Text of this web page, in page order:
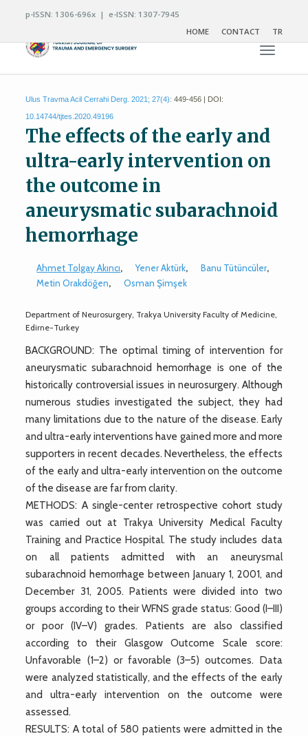
p-ISSN: 1306-696x | e-ISSN: 1307-7945
HOME
CONTACT TR
Toggle
Ulus Travma Acil Cerrahi Derg. 2021; 27(4): 449-456 | DOI:
10.14744/tjtes.2020.49196
The effects of the early and
ultra-early intervention on
the outcome in
aneurysmatic subarachnoid
hemorrhage
Ahmet Tolgay Akıncı, Yener Aktürk, Banu Tütüncüler,
Metin Orakdöğen, Osman Şimşek
Department of Neurosurgery, Trakya University Faculty of Medicine,
Edirne-Turkey
BACKGROUND: The optimal timing of intervention for
aneurysmatic subarachnoid hemorrhage is one of the
historically controversial issues in neurosurgery. Although
numerous studies investigated the subject, they had
many limitations due to the nature of the disease. Early
and ultra-early interventions have gained more and more
supporters in recent decades. Nevertheless, the effects
of the early and ultra-early intervention on the outcome
of the disease are far from clarity.
METHODS: A single-center retrospective cohort study
was carried out at Trakya University Medical Faculty
Training and Practice Hospital. The study includes data
on all patients admitted with an aneurysmal
subarachnoid hemorrhage between January 1, 2001, and
December 31, 2005. Patients were divided into two
groups according to their WFNS grade status: Good (I–III)
or poor (IV–V) grades. Patients are also classified
according to their Glasgow Outcome Scale score:
Unfavorable (1–2) or favorable (3–5) outcomes. Data
were analyzed statistically, and the effects of the early
and ultra-early intervention on the outcome were
assessed.
RESULTS: A total of 580 patients were admitted in the